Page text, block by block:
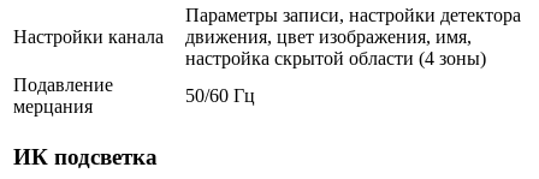
Настройки канала
Параметры записи, настройки детектора
движения, цвет изображения, имя,
настройка скрытой области (4 зоны)
Подавление
мерцания
50/60 Гц
ИК подсветка